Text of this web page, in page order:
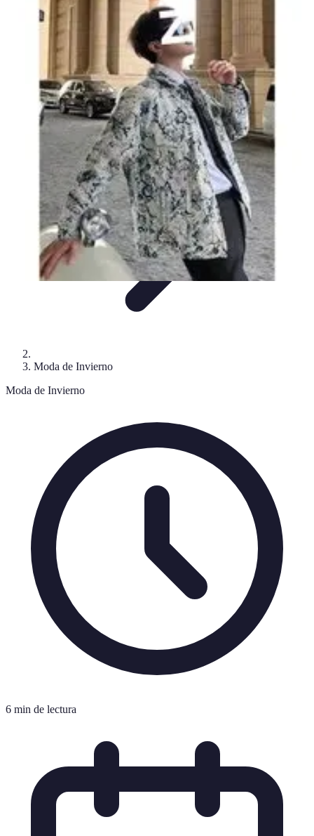
Estilo Elegante
Moda Profesional
Consejos de EstiloAccesorios y
Accesorios Moda de Invierno
Estilo Elegante
Moda de Invierno
Moda de Invierno
6 min de lectura